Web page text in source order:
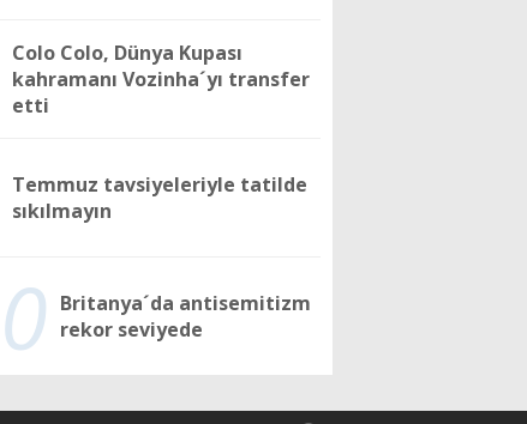
Colo Colo, Dünya Kupası
kahramanı Vozinha´yı transfer
etti
Temmuz tavsiyeleriyle tatilde
sıkılmayın
Britanya´da antisemitizm
rekor seviyede